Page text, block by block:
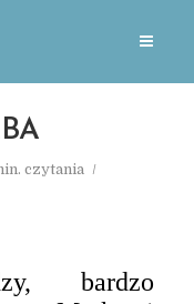
czytania
bardzo